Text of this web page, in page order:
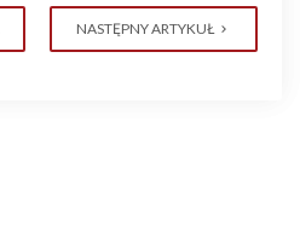
NASTĘPNY ARTYKUŁ